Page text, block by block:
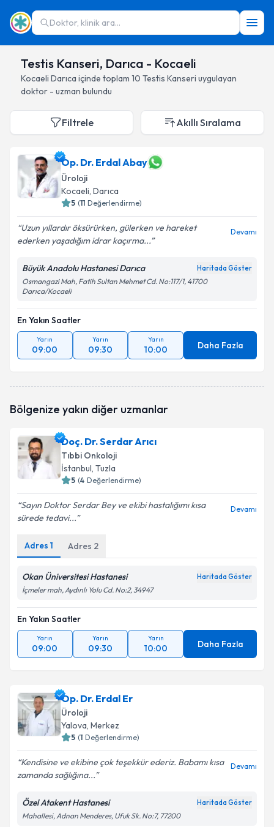
Doktor, klinik ara...
Testis Kanseri, Darıca - Kocaeli
Kocaeli Darıca içinde toplam 10 Testis Kanseri uygulayan
doktor - uzman bulundu
Filtrele Akıllı Sıralama
Op. Dr. Erdal Abay
Üroloji
Kocaeli, Darıca
5 (11 Değerlendirme)
Uzun yıllardır öksürürken, gülerken ve hareket
ederken yaşadığım idrar kaçırma...
Devamı
Büyük Anadolu Hastanesi Darıca Haritada Göster
Osmangazi Mah, Fatih Sultan Mehmet Cd. No:117/1, 41700
Darıca/Kocaeli
En Yakın Saatler
Yarın
09:00
Yarın
09:30
Yarın
10:00 Daha Fazla
Bölgenize yakın diğer uzmanlar
Doç. Dr. Serdar Arıcı
Tıbbi Onkoloji
İstanbul, Tuzla
5 (4 Değerlendirme)
Sayın Doktor Serdar Bey ve ekibi hastalığımı kısa
sürede tedavi...
Devamı
Adres 1 Adres 2
Okan Üniversitesi Hastanesi Haritada Göster
İçmeler mah, Aydınlı Yolu Cd. No:2, 34947
En Yakın Saatler
Yarın
09:00
Yarın
09:30
Yarın
10:00 Daha Fazla
Op. Dr. Erdal Er
Üroloji
Yalova, Merkez
5 (1 Değerlendirme)
Kendisine ve ekibine çok teşekkür ederiz. Babamı kısa
zamanda sağlığına...
Devamı
Özel Atakent Hastanesi Haritada Göster
Mahallesi, Adnan Menderes, Ufuk Sk. No:7, 77200